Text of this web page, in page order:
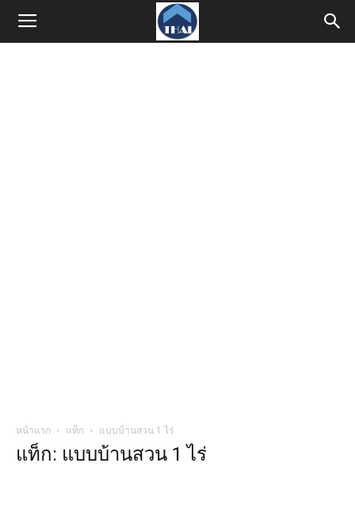
หน้าแรก แท็ก แบบบ้านสวน 1 ไร่
แท็ก: แบบบ้านสวน 1 ไร่